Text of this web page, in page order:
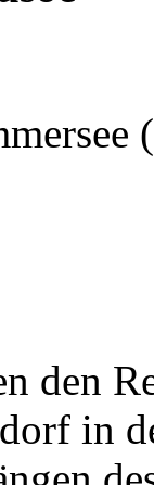
den
in